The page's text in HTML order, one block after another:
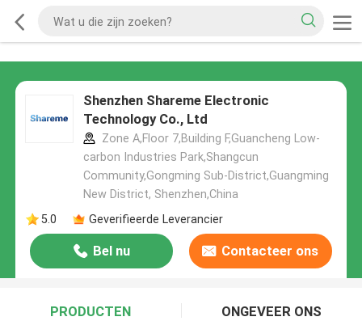
Shenzhen Shareme Electronic
Technology Co., Ltd
Zone A,Floor 7,Building F,Guancheng Low-
carbon Industries Park,Shangcun
Community,Gongming Sub-District,Guangming
New District, Shenzhen,China
5.0
Geverifieerde Leverancier
Bel nu Contacteer ons
PRODUCTEN ONGEVEER ONS